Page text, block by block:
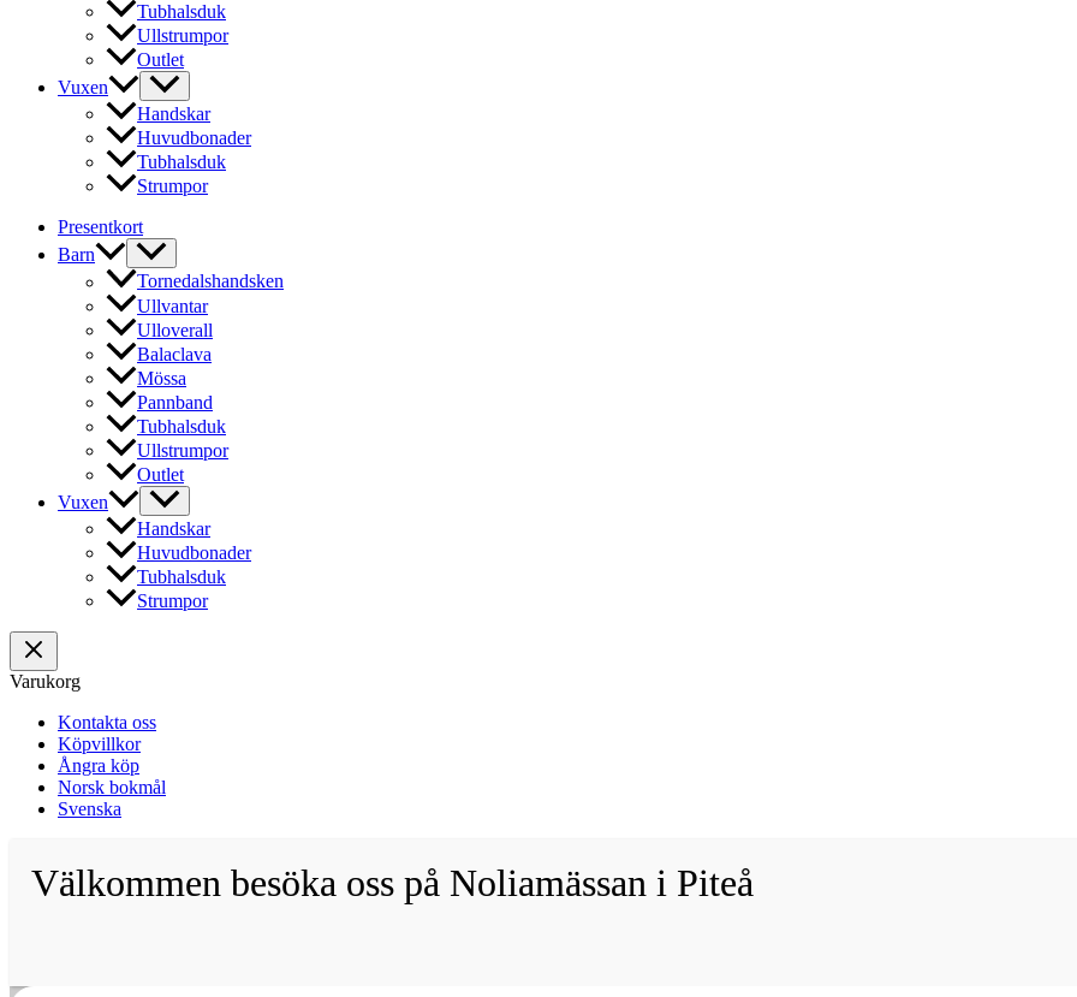
Tubhalsduk
Ullstrumpor
Outlet
Vuxen
Handskar
Huvudbonader
Tubhalsduk
Strumpor
Presentkort
Barn
Tornedalshandsken
Ullvantar
Ulloverall
Balaclava
Mössa
Pannband
Tubhalsduk
Ullstrumpor
Outlet
Vuxen
Handskar
Huvudbonader
Tubhalsduk
Strumpor
Varukorg
Kontakta oss
Köpvillkor
Ångra köp
Norsk bokmål
Svenska
Välkommen besöka oss på Noliamässan i Piteå